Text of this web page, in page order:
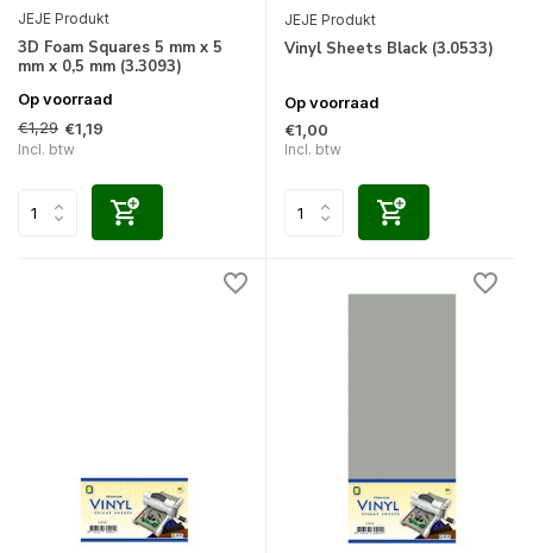
JEJE Produkt
3D Foam Squares 5 mm x 5
mm x 0,5 mm (3.3093)
Op voorraad
€1,29 €1,19
Incl. btw
JEJE Produkt
Vinyl Sheets Black (3.0533)
Op voorraad
€1,00
Incl. btw